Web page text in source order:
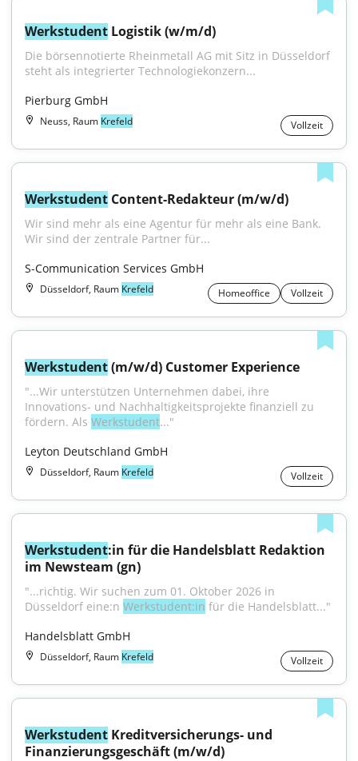
Werkstudent Logistik (w/m/d)
Die börsennotierte Rheinmetall AG mit Sitz in Düsseldorf
steht als integrierter Technologiekonzern...
Pierburg GmbH
Neuss, Raum Krefeld Vollzeit
Werkstudent Content-Redakteur (m/w/d)
Wir sind mehr als eine Agentur für mehr als eine Bank.
Wir sind der zentrale Partner für...
S-Communication Services GmbH
Düsseldorf, Raum Krefeld Homeoffice Vollzeit
Werkstudent (m/w/d) Customer Experience
"...Wir unterstützen Unternehmen dabei, ihre
Innovations- und Nachhaltigkeitsprojekte finanziell zu
fördern. Als Werkstudent..."
Leyton Deutschland GmbH
Düsseldorf, Raum Krefeld Vollzeit
Werkstudent:in für die Handelsblatt Redaktion
im Newsteam (gn)
"...richtig. Wir suchen zum 01. Oktober 2026 in
Düsseldorf eine:n Werkstudent:in für die Handelsblatt..."
Handelsblatt GmbH
Düsseldorf, Raum Krefeld Vollzeit
Werkstudent Kreditversicherungs- und
Finanzierungsgeschäft (m/w/d)